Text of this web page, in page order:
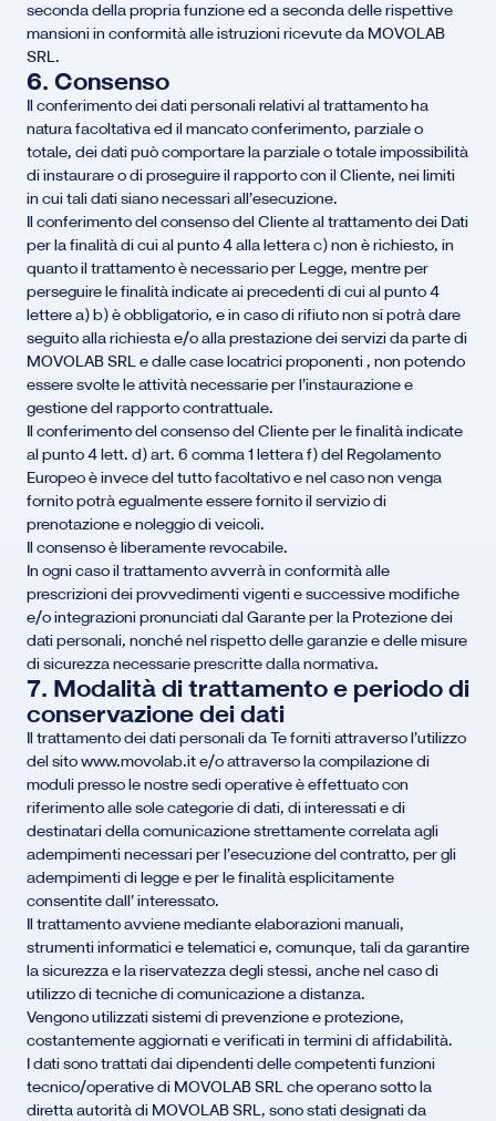
seconda della propria funzione ed a seconda delle rispettive
mansioni in conformità alle istruzioni ricevute da MOVOLAB
SRL.
6. Consenso
Il conferimento dei dati personali relativi al trattamento ha
natura facoltativa ed il mancato conferimento, parziale o
totale, dei dati può comportare la parziale o totale impossibilità
di instaurare o di proseguire il rapporto con il Cliente, nei limiti
in cui tali dati siano necessari all’esecuzione.
Il conferimento del consenso del Cliente al trattamento dei Dati
per la finalità di cui al punto 4 alla lettera c) non è richiesto, in
quanto il trattamento è necessario per Legge, mentre per
perseguire le finalità indicate ai precedenti di cui al punto 4
lettere a) b) è obbligatorio, e in caso di rifiuto non si potrà dare
seguito alla richiesta e/o alla prestazione dei servizi da parte di
MOVOLAB SRL e dalle case locatrici proponenti , non potendo
essere svolte le attività necessarie per l’instaurazione e
gestione del rapporto contrattuale.
Il conferimento del consenso del Cliente per le finalità indicate
al punto 4 lett. d) art. 6 comma 1 lettera f) del Regolamento
Europeo è invece del tutto facoltativo e nel caso non venga
fornito potrà egualmente essere fornito il servizio di
prenotazione e noleggio di veicoli.
Il consenso è liberamente revocabile.
In ogni caso il trattamento avverrà in conformità alle
prescrizioni dei provvedimenti vigenti e successive modifiche
e/o integrazioni pronunciati dal Garante per la Protezione dei
dati personali, nonché nel rispetto delle garanzie e delle misure
di sicurezza necessarie prescritte dalla normativa.
7. Modalità di trattamento e periodo di
conservazione dei dati
Il trattamento dei dati personali da Te forniti attraverso l’utilizzo
del sito www.movolab.it e/o attraverso la compilazione di
moduli presso le nostre sedi operative è effettuato con
riferimento alle sole categorie di dati, di interessati e di
destinatari della comunicazione strettamente correlata agli
adempimenti necessari per l’esecuzione del contratto, per gli
adempimenti di legge e per le finalità esplicitamente
consentite dall’ interessato.
Il trattamento avviene mediante elaborazioni manuali,
strumenti informatici e telematici e, comunque, tali da garantire
la sicurezza e la riservatezza degli stessi, anche nel caso di
utilizzo di tecniche di comunicazione a distanza.
Vengono utilizzati sistemi di prevenzione e protezione,
costantemente aggiornati e verificati in termini di affidabilità.
I dati sono trattati dai dipendenti delle competenti funzioni
tecnico/operative di MOVOLAB SRL che operano sotto la
diretta autorità di MOVOLAB SRL, sono stati designati da